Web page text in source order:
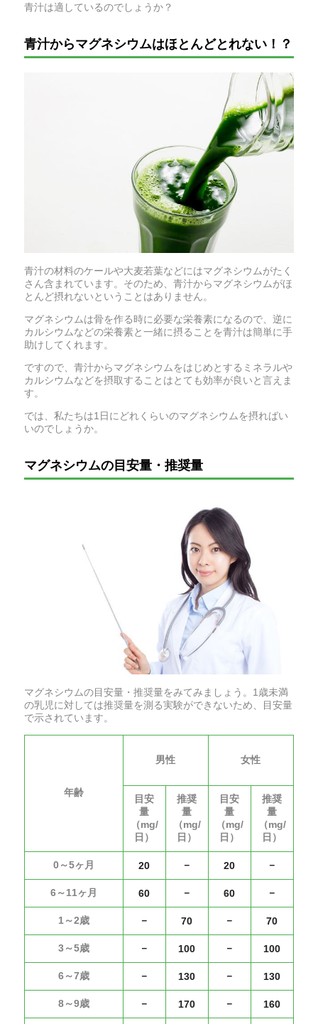
青汁は適しているのでしょうか？
青汁からマグネシウムはほとんどとれない！？
青汁の材料のケールや大麦若葉などにはマグネシウムがたく
さん含まれています。そのため、青汁からマグネシウムがほ
とんど摂れないということはありません。
マグネシウムは骨を作る時に必要な栄養素になるので、逆に
カルシウムなどの栄養素と一緒に摂ることを青汁は簡単に手
助けしてくれます。
ですので、青汁からマグネシウムをはじめとするミネラルや
カルシウムなどを摂取することはとても効率が良いと言えま
す。
では、私たちは1日にどれくらいのマグネシウムを摂ればい
いのでしょうか。
マグネシウムの目安量・推奨量
マグネシウムの目安量・推奨量をみてみましょう。1歳未満
の乳児に対しては推奨量を測る実験ができないため、目安量
で示されています。
年齢
男性 女性
目安
量
（mg/
日）
推奨
量
（mg/
日）
目安
量
（mg/
日）
推奨
量
（mg/
日）
0～5ヶ月 20 － 20 －
6～11ヶ月 60 － 60 －
1～2歳 － 70 － 70
3～5歳 － 100 － 100
6～7歳 － 130 － 130
8～9歳 － 170 － 160